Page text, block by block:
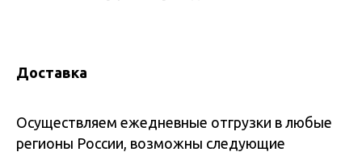
Доставка
Осуществляем ежедневные отгрузки в любые
регионы России, возможны следующие